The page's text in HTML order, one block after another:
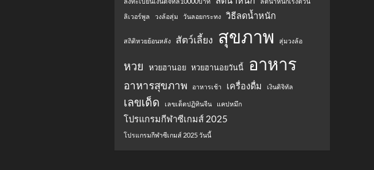
ลิเวอร์พูล
วงล้อสุ่ม วันลอยกระทง วิธีลดน้ำหนัก
สถิติหวยย้อนหลัง สัตว์เลี้ยง สุขภาพ สุ่มวงล้อ
หวย หวยฮานอย หวยฮานอยวันนี้ อาหาร
อาหารสุขภาพ อาหารเช้า เครื่องดื่ม เงินดิจิทัล
เลขเด็ด เลขเด็ดปฏิทินจีน แคปหมึก
โปรแกรมกีฬาซีเกมส์ 2025
โปรแกรมกีฬาซีเกมส์ 2025 วันนี้